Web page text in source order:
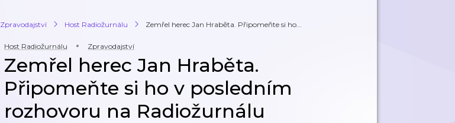
Zpravodajství Host Radiožurnálu Zemřel herec Jan Hraběta. Připomeňte si ho...
Host Radiožurnálu Zpravodajství
Zemřel herec Jan Hraběta.
Připomeňte si ho v posledním
rozhovoru na Radiožurnálu